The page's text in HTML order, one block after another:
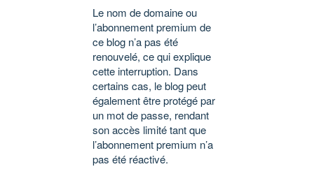
Le nom de domaine ou
l’abonnement premium de
ce blog n’a pas été
renouvelé, ce qui explique
cette interruption. Dans
certains cas, le blog peut
également être protégé par
un mot de passe, rendant
son accès limité tant que
l’abonnement premium n’a
pas été réactivé.